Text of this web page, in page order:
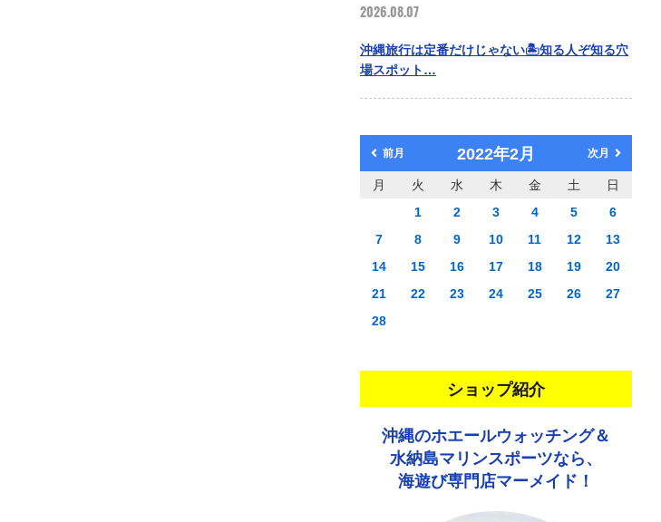
2026.08.07
沖縄旅行は定番だけじゃない🏝️知る人ぞ知る穴
場スポット…
前月 2022年2月 次月
月 火 水 木 金 土
日
1
2 3 4 5
6
7
8 9 10 11 12
13
14
15 16 17 18 19
20
21
22 23 24 25 26
27
28
ショップ紹介
沖縄のホエールウォッチング＆
水納島マリンスポーツなら、
海遊び専門店マーメイド！